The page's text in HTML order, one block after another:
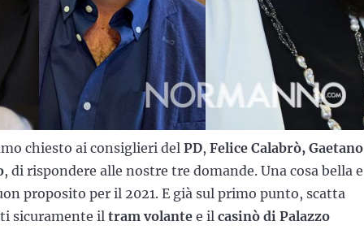
chiesto ai consiglieri del PD, Felice Calabrò, Gaetano
, di rispondere alle nostre tre domande. Una cosa bella e
proposito per il 2021. E già sul primo punto, scatta
sicuramente il tram volante e il casinò di Palazzo